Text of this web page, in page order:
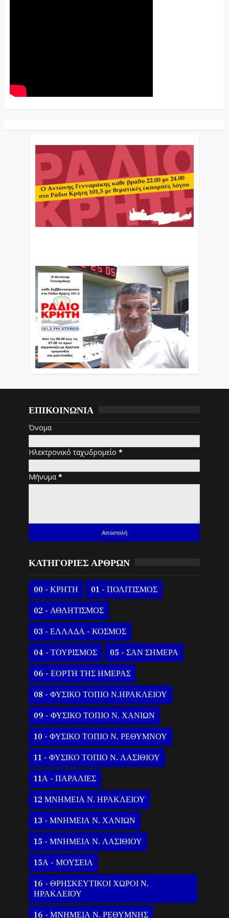
ΕΠΙΚΟΙΝΩΝΙΑ
Όνομα
Ηλεκτρονικό ταχυδρομείο*
Μήνυμα*
ΚΑΤΗΓΟΡΙΕΣ ΑΡΘΡΩΝ
00 - ΚΡΗΤΗ 01 - ΠΟΛΙΤΙΣΜΟΣ
02 - ΑΘΛΗΤΙΣΜΟΣ
03 - ΕΛΛΑΔΑ - ΚΟΣΜΟΣ
04 - ΤΟΥΡΙΣΜΟΣ 05 - ΣΑΝ ΣΗΜΕΡΑ
06 - ΕΟΡΤΗ ΤΗΣ ΗΜΕΡΑΣ
08 - ΦΥΣΙΚΟ ΤΟΠΙΟ Ν.ΗΡΑΚΛΕΙΟΥ
09 - ΦΥΣΙΚΟ ΤΟΠΙΟ Ν. ΧΑΝΙΩΝ
10 - ΦΥΣΙΚΟ ΤΟΠΙΟ Ν. ΡΕΘΥΜΝΟΥ
11 - ΦΥΣΙΚΟ ΤΟΠΙΟ Ν. ΛΑΣΙΘΙΟΥ
11Α - ΠΑΡΑΛΙΕΣ
12 ΜΝΗΜΕΙΑ Ν. ΗΡΑΚΛΕΙΟΥ
13 - ΜΝΗΜΕΙΑ Ν. ΧΑΝΙΩΝ
15 - ΜΝΗΜΕΙΑ Ν. ΛΑΣΙΘΙΟΥ
15Α - ΜΟΥΣΕΙΑ
16 - ΘΡΗΣΚΕΥΤΙΚΟΙ ΧΩΡΟΙ Ν.
ΗΡΑΚΛΕΙΟΥ
16 - ΜΝΗΜΕΙΑ Ν. ΡΕΘΥΜΝΗΣ